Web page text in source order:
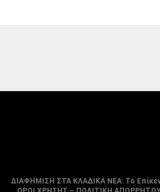
ΔΙΑΦΗΜΙΣΗ ΣΤΑ ΚΛΑΔΙΚΑ ΝΕΑ: Το